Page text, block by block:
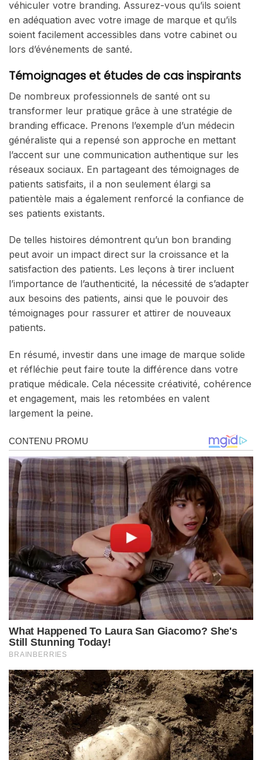
véhiculer votre branding. Assurez-vous qu’ils soient
en adéquation avec votre image de marque et qu’ils
soient facilement accessibles dans votre cabinet ou
lors d’événements de santé.
Témoignages et études de cas inspirants
De nombreux professionnels de santé ont su
transformer leur pratique grâce à une stratégie de
branding efficace. Prenons l’exemple d’un médecin
généraliste qui a repensé son approche en mettant
l’accent sur une communication authentique sur les
réseaux sociaux. En partageant des témoignages de
patients satisfaits, il a non seulement élargi sa
patientèle mais a également renforcé la confiance de
ses patients existants.
De telles histoires démontrent qu’un bon branding
peut avoir un impact direct sur la croissance et la
satisfaction des patients. Les leçons à tirer incluent
l’importance de l’authenticité, la nécessité de s’adapter
aux besoins des patients, ainsi que le pouvoir des
témoignages pour rassurer et attirer de nouveaux
patients.
En résumé, investir dans une image de marque solide
et réfléchie peut faire toute la différence dans votre
pratique médicale. Cela nécessite créativité, cohérence
et engagement, mais les retombées en valent
largement la peine.